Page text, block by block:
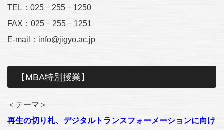
TEL：025－255－1250
FAX：025－255－1251
E-mail：info@jigyo.ac.jp
【MBA特別授業】
＜テーマ＞
再生の切り札、デジタルトランスフォーメーションに向け